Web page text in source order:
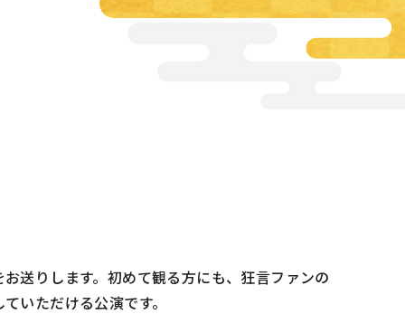
送りします。初めて観る方にも、狂言ファンの
いただける公演です。